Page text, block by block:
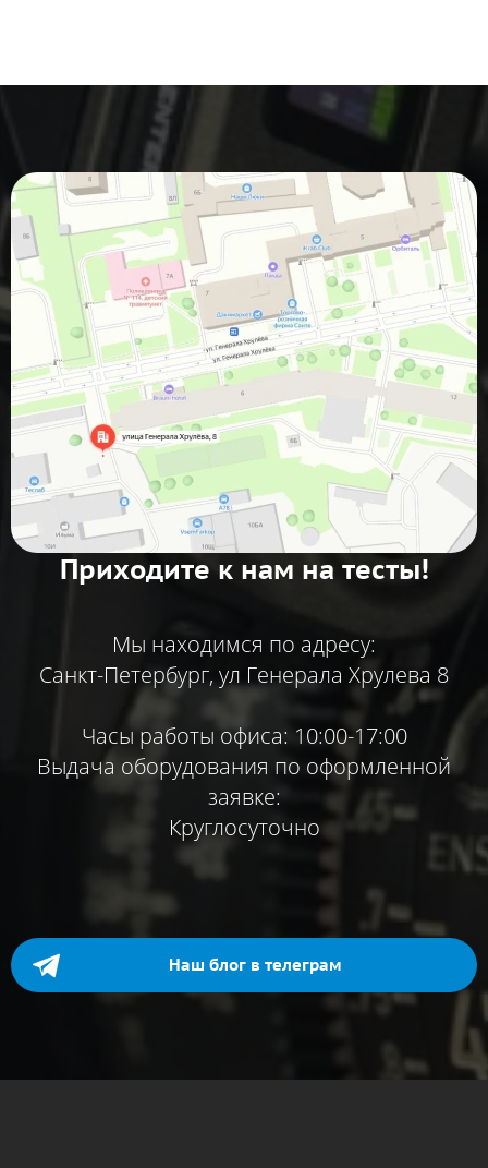
Приходите к нам на тесты!
Мы находимся по адресу:
Санкт-Петербург, ул Генерала Хрулева 8
Часы работы офиса: 10:00-17:00
Выдача оборудования по оформленной
заявке:
Круглосуточно
Наш блог в телеграм